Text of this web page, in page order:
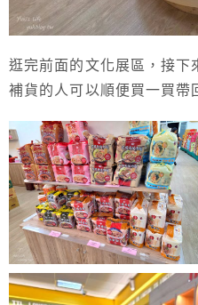
逛完前面的文化展區，接下
補貨的人可以順便買一買帶